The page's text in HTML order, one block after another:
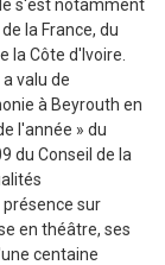
s'est notamment
la France, du
la Côte d'Ivoire.
valu de
à Beyrouth en
l'année » du
du Conseil de la
sur
en théâtre, ses
centaine